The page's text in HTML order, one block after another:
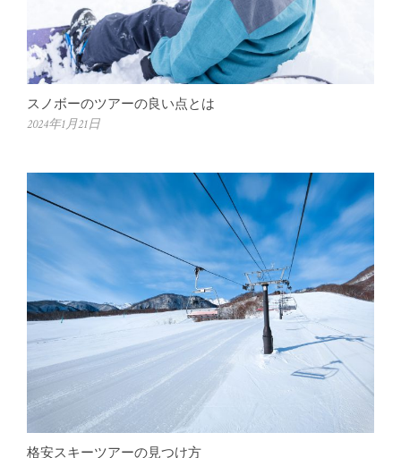
スノボーのツアーの良い点とは
2024年1月21日
格安スキーツアーの見つけ方